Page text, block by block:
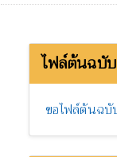
ไฟล์ต้นฉบับ
ขอไฟล์ต้นฉบั